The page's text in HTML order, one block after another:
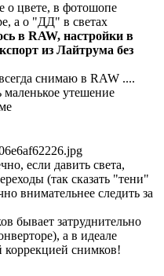
о цвете, в фотошопе
а о "ДД" в светах
в RAW, настройки в
из Лайтрума без
снимаю в RAW ....
маленькое утешение
если давить света,
(так сказать "тени"
внимательнее следить за
бывает затруднительно
а в идеале
коррекцией снимков!